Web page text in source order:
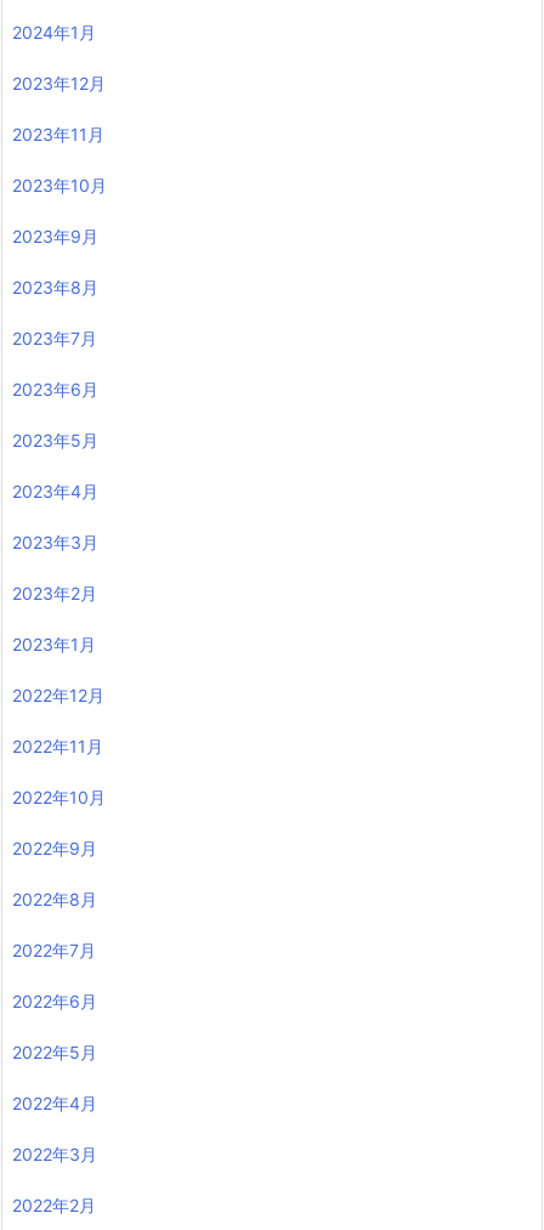
2024年1月
2023年12月
2023年11月
2023年10月
2023年9月
2023年8月
2023年7月
2023年6月
2023年5月
2023年4月
2023年3月
2023年2月
2023年1月
2022年12月
2022年11月
2022年10月
2022年9月
2022年8月
2022年7月
2022年6月
2022年5月
2022年4月
2022年3月
2022年2月